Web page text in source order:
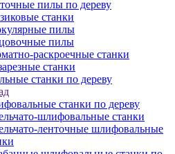
пилы по дереву
станки
пилы
пилы
раскроечные станки
станки
станки по дереву
станки по дереву
шлифовальные станки
ленточные шлифовальные